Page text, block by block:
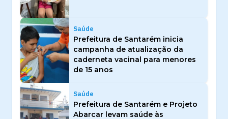
Saúde
Prefeitura de Santarém inicia
campanha de atualização da
caderneta vacinal para menores
de 15 anos
Saúde
Prefeitura de Santarém e Projeto
Abarcar levam saúde às